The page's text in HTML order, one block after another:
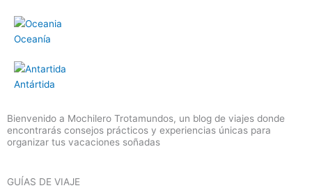
Oceanía
Antártida
Bienvenido a Mochilero Trotamundos, un blog de viajes donde
encontrarás consejos prácticos y experiencias únicas para
organizar tus vacaciones soñadas
GUÍAS DE VIAJE